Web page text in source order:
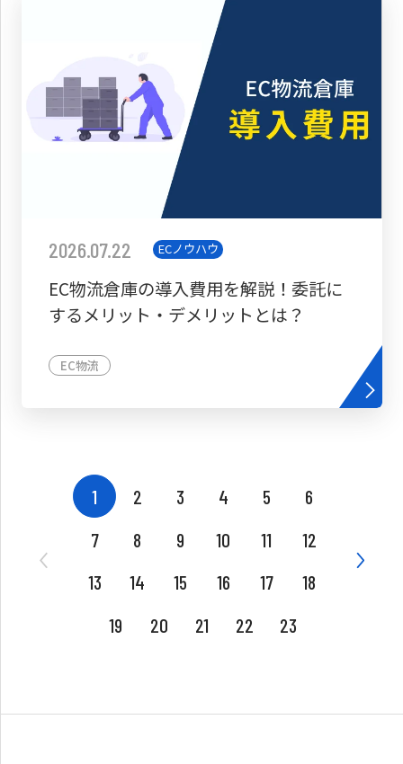
2026.07.22 ECノウハウ
EC物流倉庫の導入費用を解説！委託に
するメリット・デメリットとは？
EC物流
1 2 3 4 5
6
7
8 9 10 11
12
13
14 15 16 17
18
19
20 21 22 23